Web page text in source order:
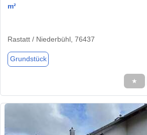
m²
Rastatt / Niederbühl, 76437
Grundstück
★